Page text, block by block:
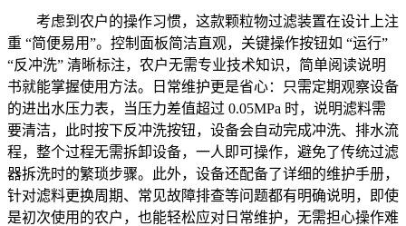
考虑到农户的操作习惯，这款颗粒物过滤装置在设计上注
重 “简便易用”。控制面板简洁直观，关键操作按钮如 “运行”
“反冲洗” 清晰标注，农户无需专业技术知识，简单阅读说明
书就能掌握使用方法。日常维护更是省心：只需定期观察设备
的进出水压力表，当压力差值超过 0.05MPa 时，说明滤料需
要清洁，此时按下反冲洗按钮，设备会自动完成冲洗、排水流
程，整个过程无需拆卸设备，一人即可操作，避免了传统过滤
器拆洗时的繁琐步骤。此外，设备还配备了详细的维护手册，
针对滤料更换周期、常见故障排查等问题都有明确说明，即使
是初次使用的农户，也能轻松应对日常维护，无需担心操作难